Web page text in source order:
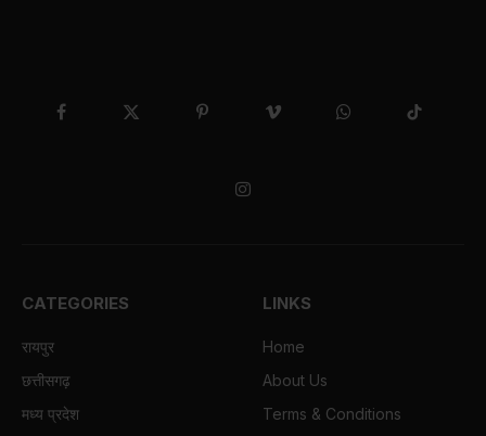
FacebookX
Pinterest Vimeo WhatsAppTikTok
Instagram
CATEGORIES
रायपुर
छत्तीसगढ़
मध्य प्रदेश
LINKS
Home
About Us
Terms & Conditions